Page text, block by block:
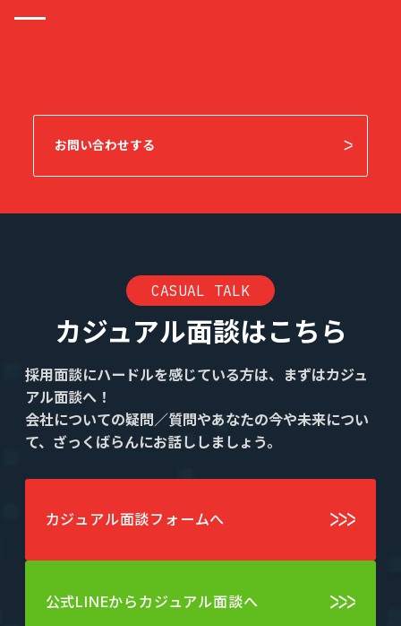
お問い合わせする
CASUAL TALK
カジュアル面談はこちら
採用面談にハードルを感じている方は、まずはカジュ
アル面談へ！
会社についての疑問／質問やあなたの今や未来につい
て、ざっくばらんにお話ししましょう。
カジュアル面談フォームへ
公式LINEからカジュアル面談へ